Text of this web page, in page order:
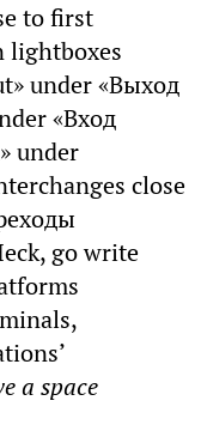
to first
lightboxes
under «Выход
«Вход
under
close
go write
a space